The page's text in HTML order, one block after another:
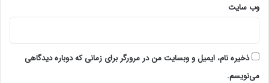
وب‌ سایت
ذخیره نام، ایمیل و وبسایت من در مرورگر برای زمانی که دوباره دیدگاهی
می‌نویسم.